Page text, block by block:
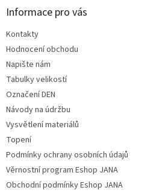
Informace pro vás
Kontakty
Hodnocení obchodu
Napište nám
Tabulky velikostí
Označení DEN
Návody na údržbu
Vysvětlení materiálů
Topení
Podmínky ochrany osobních údajů
Věrnostní program Eshop JANA
Obchodní podmínky Eshop JANA